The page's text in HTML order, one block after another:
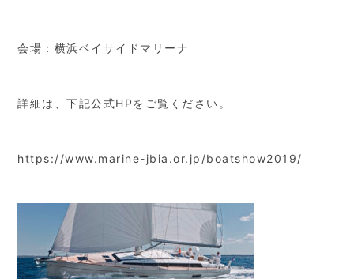
会場：横浜ベイサイドマリーナ
詳細は、下記公式HPをご覧ください。
https://www.marine-jbia.or.jp/boatshow2019/